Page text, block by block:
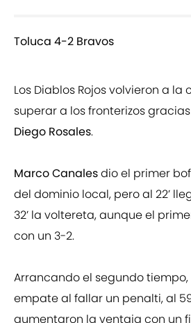
Toluca 4-2 Bravos
Los Diablos Rojos volvieron a
superar a los fronterizos
Diego Rosales.
Marco Canalesdio el primer
del dominio local, pero al 22’
32’ la voltereta, aunque el
con un 3-2.
Arrancando el segundo tiempo,
empate al fallar un penalti, al
aumentaron la ventaja con un